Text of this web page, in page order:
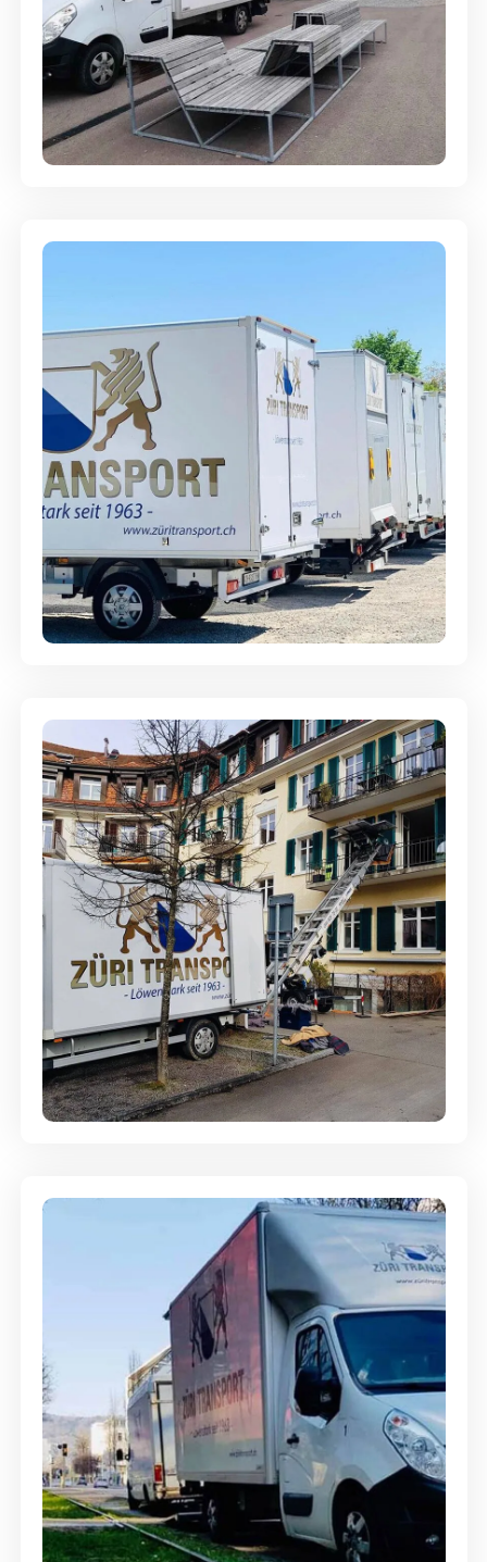
Umzugsreinigung - mit
Abgabegarantie
Möbellagerung - Alles sicher
aufbewahrt
Entsorgung & Räumung